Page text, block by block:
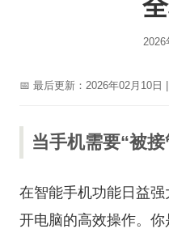
2026
📅 最后更新：2026年02月10日
当手机需要“被
在智能手机功能日益
开电脑的高效操作。你